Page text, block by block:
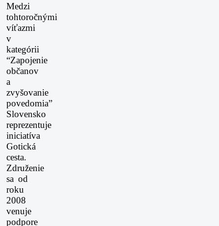
Medzi
tohtoročnými
víťazmi
v
kategórii
“Zapojenie
občanov
a
zvyšovanie
povedomia”
Slovensko
reprezentuje
iniciatíva
Gotická
cesta.
Združenie
sa od
roku
2008
venuje
podpore